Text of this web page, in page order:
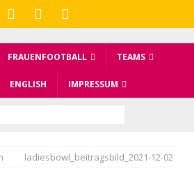
FRAUENFOOTBALL TEAMS
ENGLISH IMPRESSUM
ladiesbowl_beitragsbild_2021-12-02